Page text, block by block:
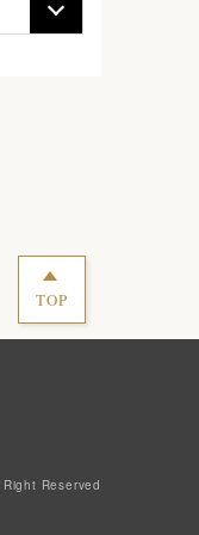
TOP
Reserved